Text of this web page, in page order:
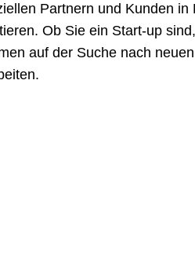
Partnern und Kunden in
Ob Sie ein Start-up
auf der Suche nach